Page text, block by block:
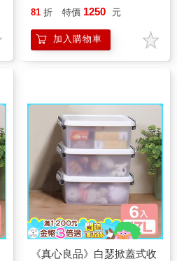
81 折 特價 1250 元
加入購物車
《真心良品》白瑟掀蓋式收